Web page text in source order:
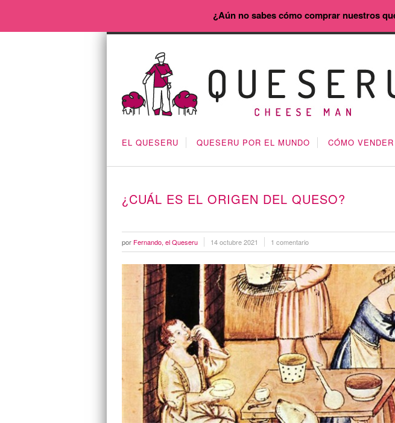
EL QUESERU QUESERU POR EL MUNDO CÓMO
¿CUÁL ES EL ORIGEN DEL QUESO?
por Fernando, el Queseru 14 octubre 2021 1 comentario
¿Aún no sabes cómo comprar nuestros